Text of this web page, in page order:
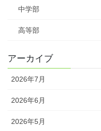
中学部
高等部
アーカイブ
2026年7月
2026年6月
2026年5月